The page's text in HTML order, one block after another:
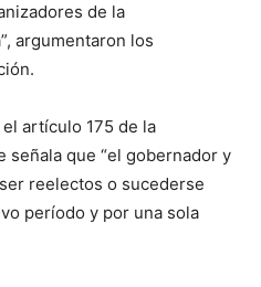
de la
argumentaron los
artículo 175 de la
que “el gobernador y
reelectos o sucederse
período y por una sola